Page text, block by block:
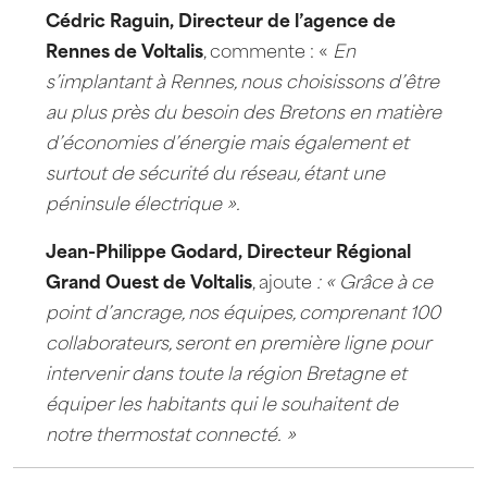
Cédric Raguin, Directeur de l’agence de
Rennes de Voltalis, commente : « En
s’implantant à Rennes, nous choisissons d’être
au plus près du besoin des Bretons en matière
d’économies d’énergie mais également et
surtout de sécurité du réseau, étant une
péninsule électrique ».
Jean-Philippe Godard, Directeur Régional
Grand Ouest de Voltalis, ajoute : « Grâce à ce
point d’ancrage, nos équipes, comprenant 100
collaborateurs, seront en première ligne pour
intervenir dans toute la région Bretagne et
équiper les habitants qui le souhaitent de
notre thermostat connecté. »